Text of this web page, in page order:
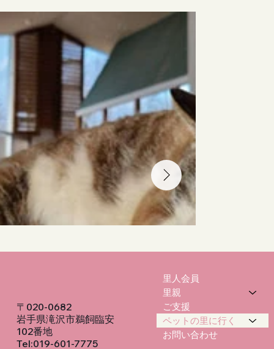
〒020-0682
岩手県滝沢市鵜飼臨安
102番地
Tel:019-601-7775
里人会員
里親
ご支援
ペットの里に行く
お問い合わせ